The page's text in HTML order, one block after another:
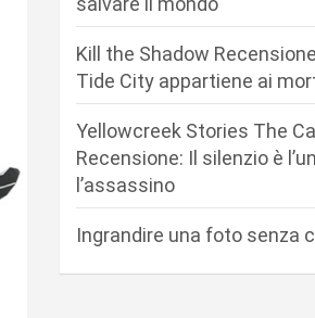
Kill the Shadow
Tide City appartiene ai
Yellowcreek Stories The
Recensione: Il silenzio è
l’assassino
Ingrandire una foto senza